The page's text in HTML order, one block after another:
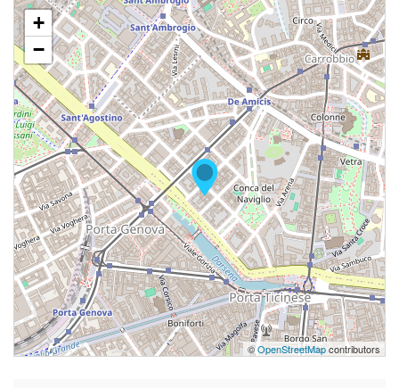
+
−
©OpenStreetMapcontributors